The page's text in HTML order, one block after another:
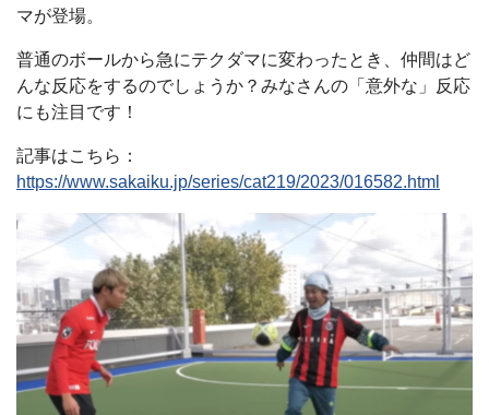
マが登場。
普通のボールから急にテクダマに変わったとき、仲間はど
んな反応をするのでしょうか？みなさんの「意外な」反応
にも注目です！
記事はこちら：
https://www.sakaiku.jp/series/cat219/2023/016582.html